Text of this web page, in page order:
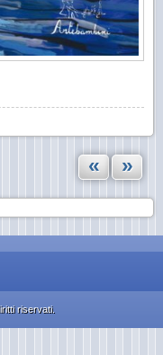
« »
riservati.